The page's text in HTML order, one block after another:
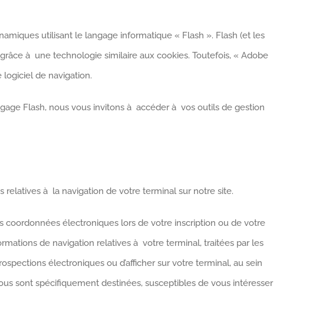
utilisant le langage informatique « Flash ». Flash (et les
à une technologie similaire aux cookies. Toutefois, « Adobe
de navigation.
Flash, nous vous invitons à accéder à vos outils de gestion
relatives à la navigation de votre terminal sur notre site.
électroniques lors de votre inscription ou de votre
de navigation relatives à votre terminal, traitées par les
électroniques ou d’afficher sur votre terminal, au sein
sont spécifiquement destinées, susceptibles de vous intéresser